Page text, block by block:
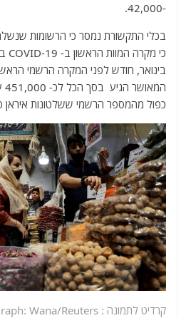
-42,000.
בכלי התקשורת נמסר כי הרשומות
בינואר, חודש לפני המקרה הרשמי
כפול מהמספר הרשמי ששלטונות איראן
קרדיט לתמונה : Photograph: Wana/Reuters